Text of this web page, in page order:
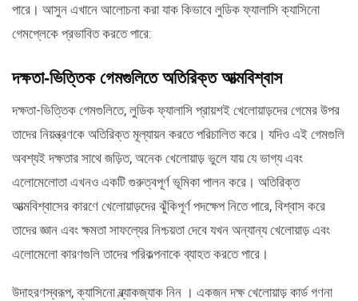
পারে। আসুন এখানে আলোচনা করা যাক কিভাবে লুডিক ফ্যালাসি ক্যাসিনো
গেমপ্লেকে প্রভাবিত করতে পারে:
দক্ষতা-ভিত্তিক গেমগুলিতে অতিরিক্ত আত্মবিশ্বাস
দক্ষতা-ভিত্তিক গেমগুলিতে, লুডিক ফ্যালাসি প্রায়শই খেলোয়াড়দের গেমের উপর
তাদের নিয়ন্ত্রণকে অতিরিক্ত মূল্যায়ন করতে পরিচালিত করে। যদিও এই গেমগুলি
অবশ্যই দক্ষতার সাথে জড়িত, অনেক খেলোয়াড় ভুলে যায় যে ভাগ্য এবং
এলোমেলোতা এখনও একটি গুরুত্বপূর্ণ ভূমিকা পালন করে। অতিরিক্ত
আত্মবিশ্বাসের কারণে খেলোয়াড়দের ঝুঁকিপূর্ণ পদক্ষেপ নিতে পারে, বিশ্বাস করে
তাদের জ্ঞান এবং ক্ষমতা সাফল্যের নিশ্চয়তা দেবে যখন অন্যান্য খেলোয়াড় এবং
এলোমেলো কারণগুলি তাদের পরিকল্পনাকে ব্যাহত করতে পারে।
উদাহরণস্বরূপ, ক্যাসিনো ব্ল্যাকজ্যাক নিন । একজন দক্ষ খেলোয়াড় কার্ড গণনা